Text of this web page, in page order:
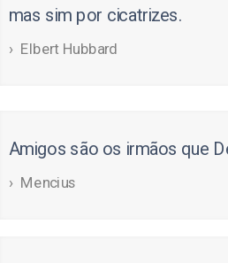
mas sim por cicatrizes.
Elbert Hubbard
Amigos são os irmãos que
Mencius